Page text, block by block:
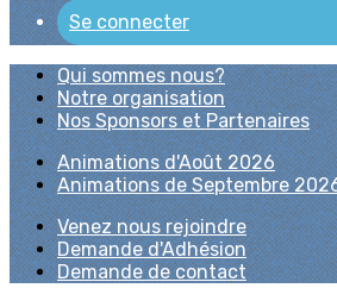
Se connecter
Qui sommes nous?
Notre organisation
Nos Sponsors et Partenaires
Animations d'Août 2026
Animations de Septembre
Venez nous rejoindre
Demande d'Adhésion
Demande de contact